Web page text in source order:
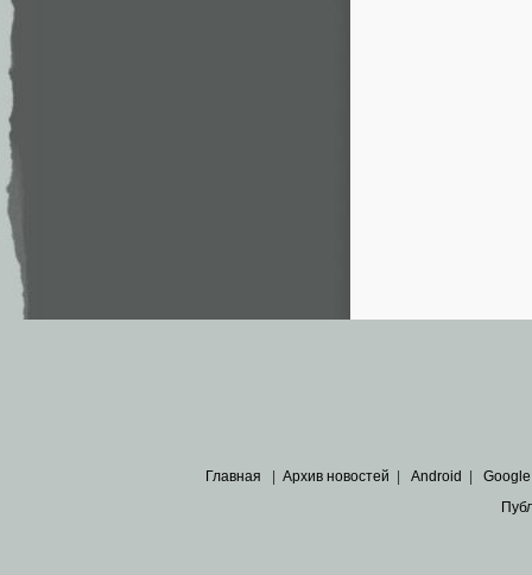
Главная Архив новостей Android Google